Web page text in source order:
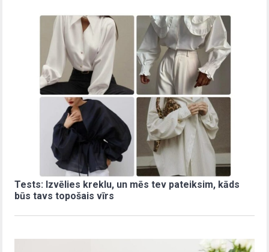
Tests: Izvēlies kreklu, un mēs tev pateiksim, kāds
būs tavs topošais vīrs